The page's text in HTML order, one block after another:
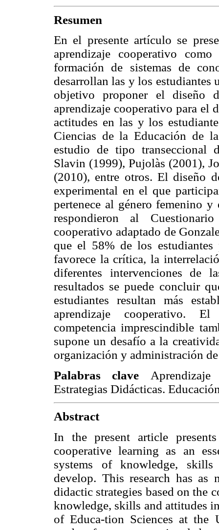
Resumen
En el presente artículo se
aprendizaje cooperativo
formación de sistemas de
desarrollan las y los
objetivo proponer el diseño
aprendizaje cooperativo para el
actitudes en las y los
Ciencias de la Educación de
estudio de tipo transeccional
Slavin (1999), Pujolàs (2001),
(2010), entre otros. El diseño
experimental en el que
pertenece al género femenino
respondieron al
cooperativo adaptado de
que el 58% de los estudiantes
favorece la crítica, la
diferentes intervenciones de
resultados se puede concluir
estudiantes resultan más
aprendizaje cooperativo.
competencia imprescindible
supone un desafío a la
organización y administración
Palabras clave
Estrategias Didácticas.
Abstract
In the present article
cooperative learning as an
systems of knowledge,
develop. This research has
didactic strategies based on the
knowledge, skills and attitudes
of Educa-tion Sciences at the